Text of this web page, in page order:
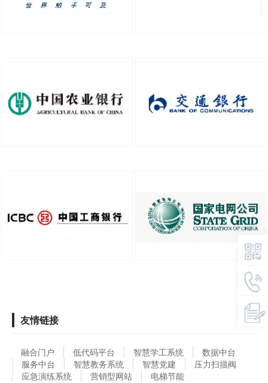
友情链接
融合门户 低代码平台 智慧学工系统
数据中台
服务中台
智慧教务系统 智慧党建
压力扫描阀
应急演练系统
营销型网站 电梯节能